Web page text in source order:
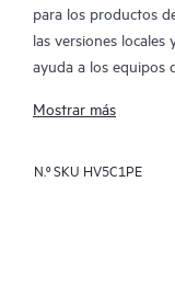
para los productos
las versiones locales
ayuda a los equipos
las cosas, en lugar
Mostrar más
N.º SKU HV5C1PE